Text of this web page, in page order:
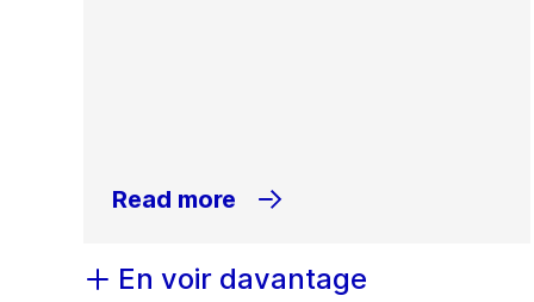
Read more
En voir davantage